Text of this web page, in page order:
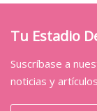
Tu Estadio
Suscríbase a
noticias y artículos